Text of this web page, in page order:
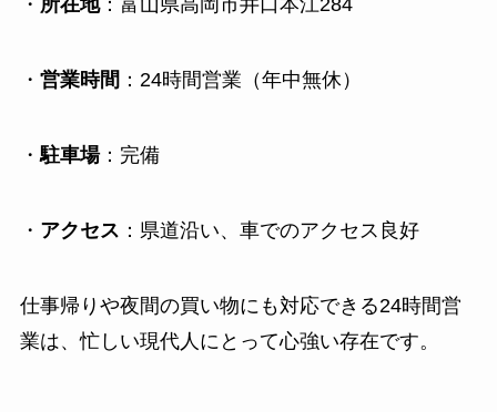
・ 所在地：富山県高岡市井口本江284
・ 営業時間 ：24時間営業（年中無休）
・駐車場：完備
・ アクセス ：県道沿い、車でのアクセス良好
仕事帰りや夜間の買い物にも対応できる24時間営
業は、忙しい現代人にとって心強い存在です。